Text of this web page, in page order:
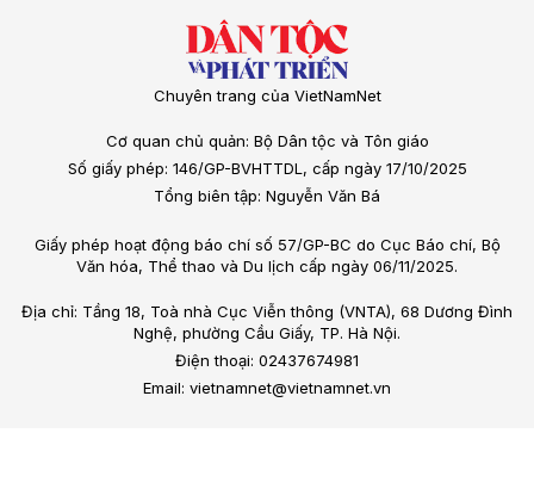
Chuyên trang của VietNamNet
Cơ quan chủ quản: Bộ Dân tộc và Tôn giáo
Số giấy phép: 146/GP-BVHTTDL, cấp ngày 17/10/2025
Tổng biên tập: Nguyễn Văn Bá
Giấy phép hoạt động báo chí số 57/GP-BC do Cục Báo chí, Bộ
Văn hóa, Thể thao và Du lịch cấp ngày 06/11/2025.
Địa chỉ: Tầng 18, Toà nhà Cục Viễn thông (VNTA), 68 Dương Đình
Nghệ, phường Cầu Giấy, TP. Hà Nội.
Điện thoại: 02437674981
Email: vietnamnet@vietnamnet.vn